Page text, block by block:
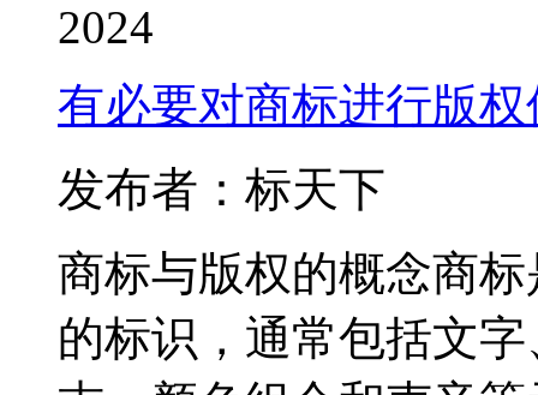
2024
有必要对商标进行版
发布者：标天下
商标与版权的概念商
的标识，通常包括文